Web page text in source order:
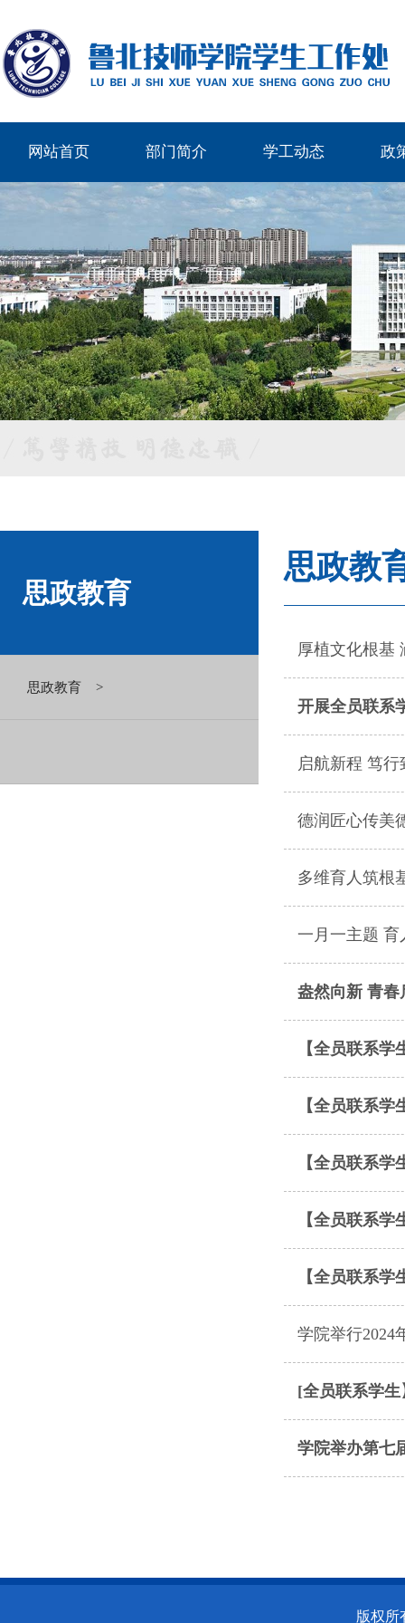
网站首页 部门简介 学工动态 政
思政教育
思政教育 >
思政教
厚植文化根基
开展全员联系
启航新程 笃
德润匠心传美
多维育人筑根
一月一主题
盎然向新 青春
【全员联系
【全员联系
【全员联系
【全员联系
【全员联系
学院举行2024
[全员联系学
学院举办第七
版权所